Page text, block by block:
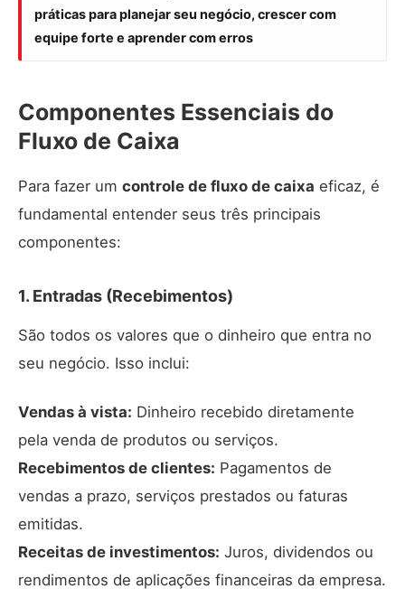
práticas para planejar seu negócio, crescer com
equipe forte e aprender com erros
Componentes Essenciais do
Fluxo de Caixa
Para fazer um controle de fluxo de caixa eficaz, é
fundamental entender seus três principais
componentes:
1. Entradas (Recebimentos)
São todos os valores que o dinheiro que entra no
seu negócio. Isso inclui:
Vendas à vista: Dinheiro recebido diretamente
pela venda de produtos ou serviços.
Recebimentos de clientes: Pagamentos de
vendas a prazo, serviços prestados ou faturas
emitidas.
Receitas de investimentos: Juros, dividendos ou
rendimentos de aplicações financeiras da empresa.